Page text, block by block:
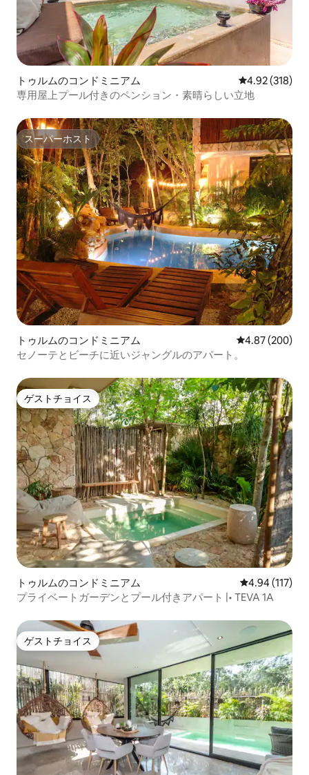
トゥルムのコンドミニアム レビュー318
4.92 (318)
専用屋上プール付きのペンション・素晴らしい立地
スーパーホスト
スーパーホスト
トゥルムのコンドミニアム レビュー200
4.87 (200)
セノーテとビーチに近いジャングルのアパート。
ゲストチョイス
ゲストチョイス
トゥルムのコンドミニアム レビュー117
4.94 (117)
プライベートガーデンとプール付きアパート |• TEVA 1A
ゲストチョイス
ゲストチョイス